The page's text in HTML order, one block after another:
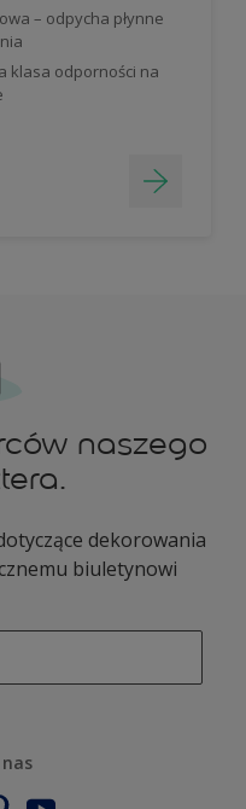
– odpycha płynne
klasa odporności na
naszego
dekorowania
biuletynowi